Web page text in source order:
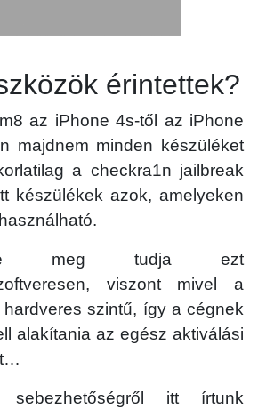
érintettek?
az iPhone 4s-től az iPhone
majdnem minden készüléket
a checkra1n jailbreak
készülékek azok, amelyeken
meg tudja ezt
viszont mivel a
szintű, így a cégnek
alakítania az egész aktiválási
itt írtunk